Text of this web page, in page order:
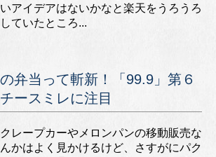
いアイデアはないかなと楽天をうろうろ
していたところ...
弁当って斬新！「99.9」第６
ースミレに注目
クレープカーやメロンパンの移動販売な
んかはよく見かけるけど、さすがにパク